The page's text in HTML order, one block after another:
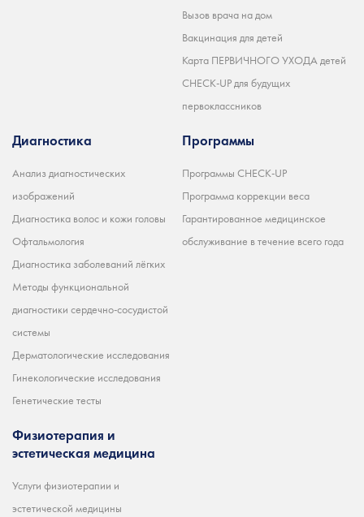
Вызов врача на дом
Вакцинация для детей
Карта ПЕРВИЧНОГО УХОДА детей
CHECK-UP для будущих
первоклассников
Диагностика
Анализ диагностических
изображений
Диагностика волос и кожи головы
Офтальмология
Диагностика заболеваний лёгких
Методы функциональной
диагностики сердечно-сосудистой
системы
Дерматологические исследования
Гинекологические исследования
Генетические тесты
Физиотерапия и
эстетическая медицина
Услуги физиотерапии и
эстетической медицины
Программы
Программы CHECK-UP
Программа коррекции веса
Гарантированное медицинское
обслуживание в течение всего года